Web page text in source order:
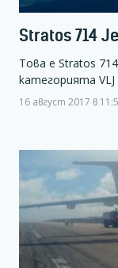
Stratos 714
Това е Stratos
категорията VLJ
16 август 2017 в